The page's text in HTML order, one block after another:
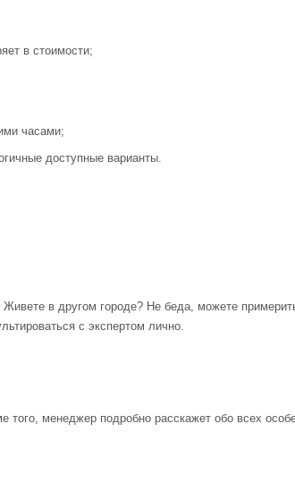
в стоимости;
часами;
доступные варианты.
Живете в другом городе? Не беда, можете
с экспертом лично.
менеджер подробно расскажет обо всех